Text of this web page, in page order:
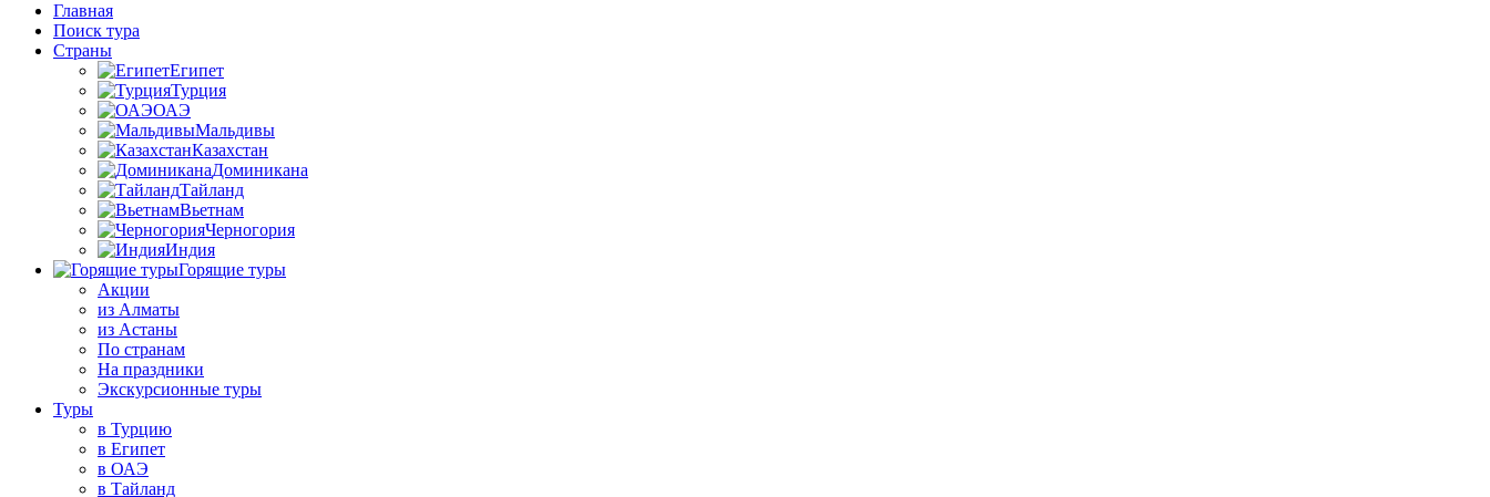
Главная
Поиск тура
Страны
Египет
Турция
ОАЭ
Мальдивы
Казахстан
Доминикана
Тайланд
Вьетнам
Черногория
Индия
Горящие туры
Акции
из Алматы
из Астаны
По странам
На праздники
Экскурсионные туры
Туры
в Турцию
в Египет
в ОАЭ
в Тайланд